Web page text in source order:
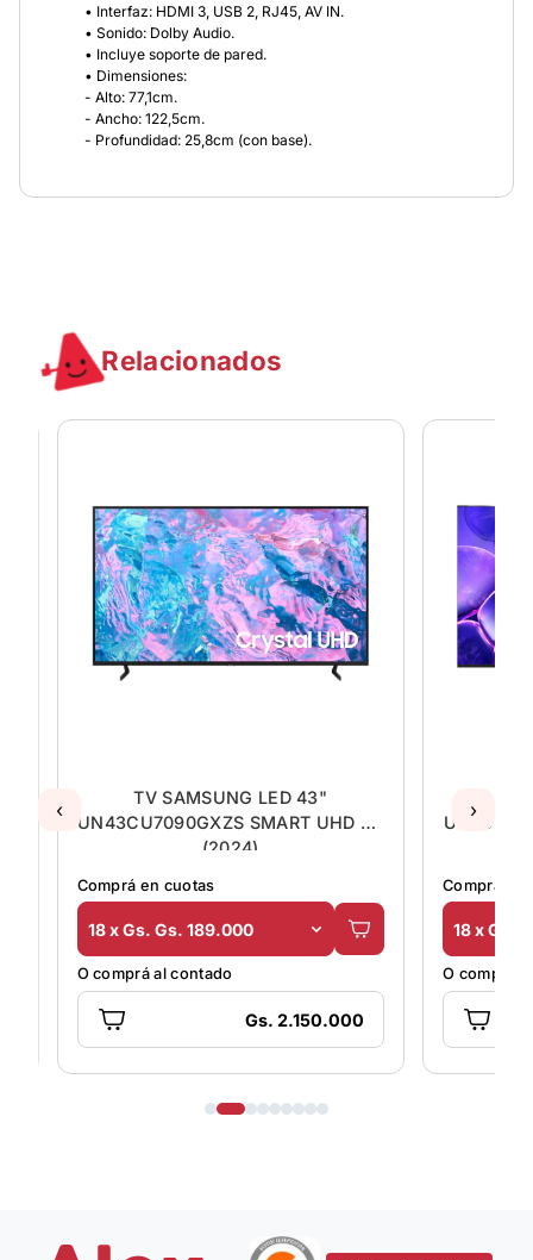
• Interfaz: HDMI 3, USB 2, RJ45, AV IN.
• Sonido: Dolby Audio.
• Incluye soporte de pared.
• Dimensiones:
- Alto: 77,1cm.
- Ancho: 122,5cm.
- Profundidad: 25,8cm (con base).
Relacionados
TV SAMSUNG LED 43"
UN43CU7090GXZS SMART UHD 4K
(2024)
Comprá en cuotas
18 x Gs. Gs. 189.000
O comprá al contado
Gs. 2.150.000
Comprá en
18 x Gs.
O comprá
‹ ›